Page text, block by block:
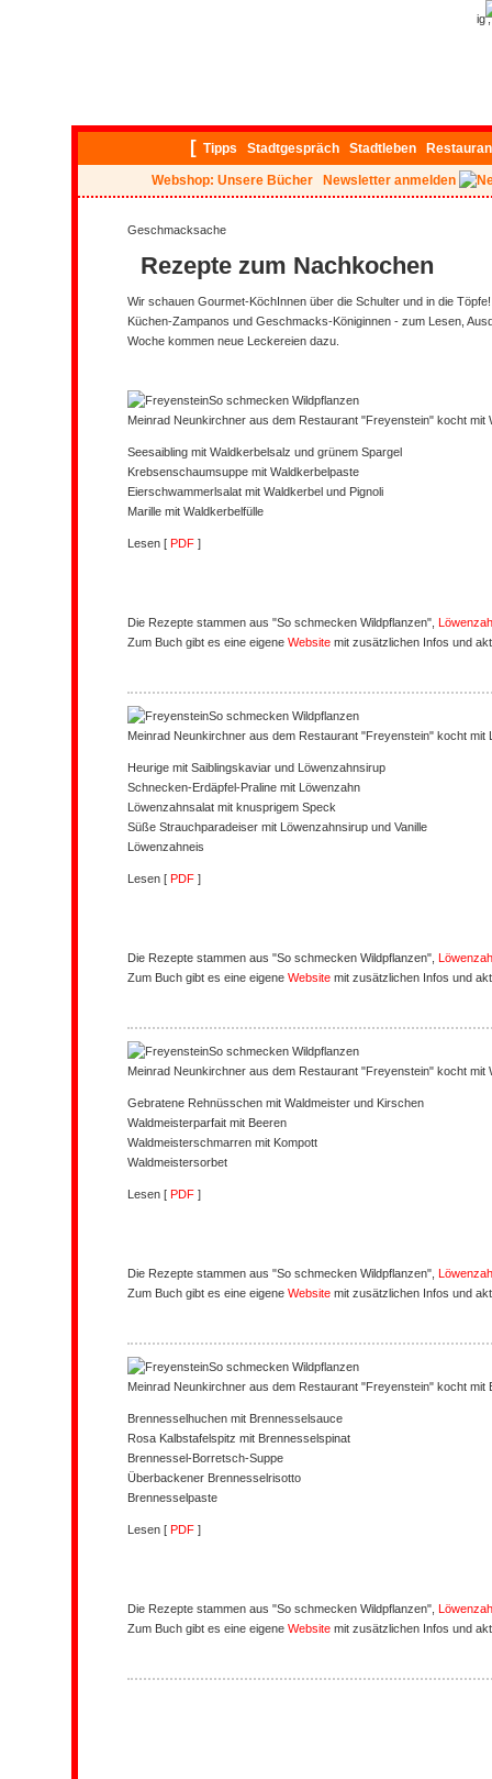
[ Tipps Stadtgespräch Stadtleben
Webshop: Unsere Bücher Newsletter anmelden
Geschmacksache
Rezepte zum Nachkochen
Wir schauen Gourmet-KöchInnen über die Schulter und in die Töpfe!
Küchen-Zampanos und Geschmacks-Königinnen - zum Lesen,
Woche kommen neue Leckereien dazu.
So schmecken Wildpflanzen
Meinrad Neunkirchner aus dem Restaurant "Freyenstein" kocht mit
Seesaibling mit Waldkerbelsalz und grünem Spargel
Krebsenschaumsuppe mit Waldkerbelpaste
Eierschwammerlsalat mit Waldkerbel und Pignoli
Marille mit Waldkerbelfülle
Lesen [ PDF ]
Die Rezepte stammen aus "So schmecken Wildpflanzen",
Zum Buch gibt es eine eigene Website mit zusätzlichen Infos und
So schmecken Wildpflanzen
Meinrad Neunkirchner aus dem Restaurant "Freyenstein" kocht mit
Heurige mit Saiblingskaviar und Löwenzahnsirup
Schnecken-Erdäpfel-Praline mit Löwenzahn
Löwenzahnsalat mit knusprigem Speck
Süße Strauchparadeiser mit Löwenzahnsirup und Vanille
Löwenzahneis
Lesen [ PDF ]
Die Rezepte stammen aus "So schmecken Wildpflanzen",
Zum Buch gibt es eine eigene Website mit zusätzlichen Infos und
So schmecken Wildpflanzen
Meinrad Neunkirchner aus dem Restaurant "Freyenstein" kocht mit
Gebratene Rehnüsschen mit Waldmeister und Kirschen
Waldmeisterparfait mit Beeren
Waldmeisterschmarren mit Kompott
Waldmeistersorbet
Lesen [ PDF ]
Die Rezepte stammen aus "So schmecken Wildpflanzen",
Zum Buch gibt es eine eigene Website mit zusätzlichen Infos und
So schmecken Wildpflanzen
Meinrad Neunkirchner aus dem Restaurant "Freyenstein" kocht mit
Brennesselhuchen mit Brennesselsauce
Rosa Kalbstafelspitz mit Brennesselspinat
Brennessel-Borretsch-Suppe
Überbackener Brennesselrisotto
Brennesselpaste
Lesen [ PDF ]
Die Rezepte stammen aus "So schmecken Wildpflanzen",
Zum Buch gibt es eine eigene Website mit zusätzlichen Infos und